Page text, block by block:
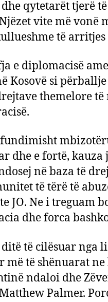
qytetarët tjerë
vite më vonë
të arritjes
e diplomacisë
Kosovë si
themelore
dhe e fortë, kauza
në baza të
të tërë të
JO. Ne i treguam
dhe forca
ditë të cilësuar nga
më të shënuarat
ndaloi dhe
Palmer.